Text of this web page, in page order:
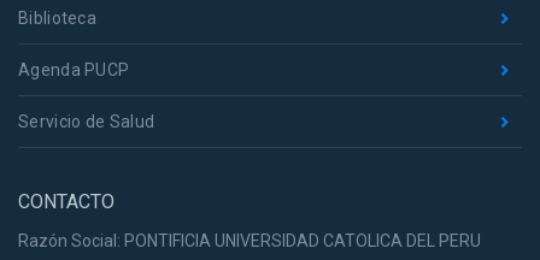
Biblioteca
Agenda PUCP
Servicio de Salud
CONTACTO
Razón Social: PONTIFICIA UNIVERSIDAD CATOLICA DEL PERU